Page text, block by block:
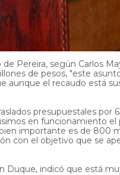
Pereira, según Carlos
de pesos, "este
aunque el recaudo
presupuestales por
en funcionamiento
importante es de 800
con el objetivo que se
Duque, indicó que está